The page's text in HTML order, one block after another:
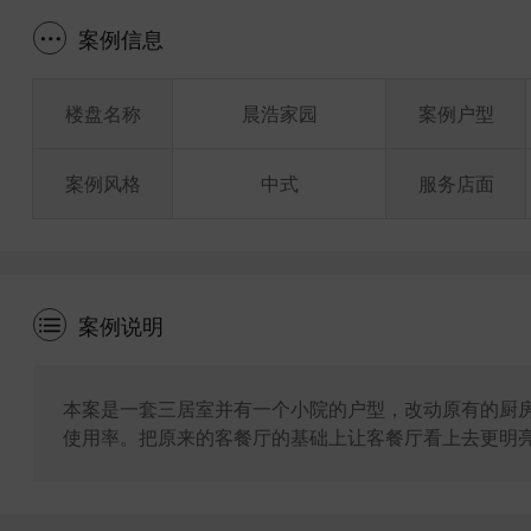
案例信息
楼盘名称
案例风格
晨浩家园
中式
案例户型
服务店面
案例说明
本案是一套三居室并有一个小院的户型，改动原有的
使用率。把原来的客餐厅的基础上让客餐厅看上去更明